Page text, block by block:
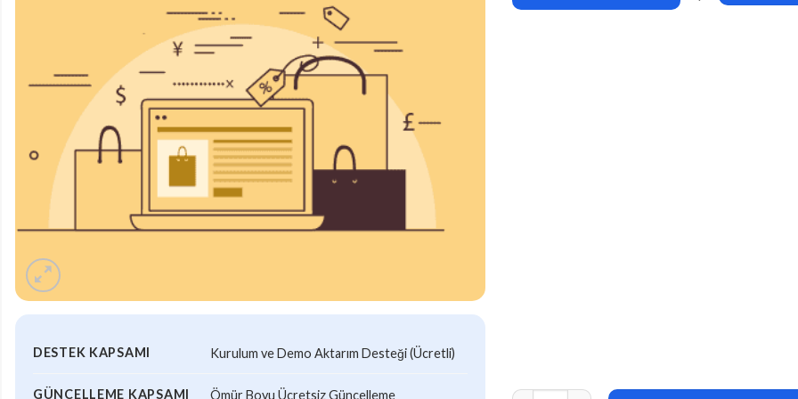
DESTEK KAPSAMI Kurulum ve Demo Aktarım Desteği (Ücretli)
GÜNCELLEME KAPSAMI Ömür Boyu Ücretsiz Güncelleme